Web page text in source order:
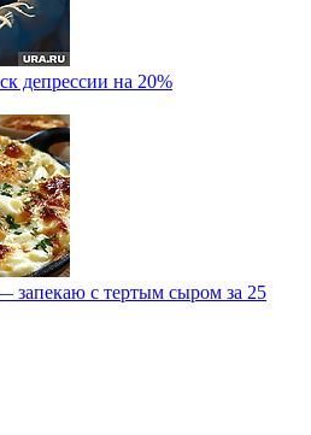
депрессии на 20%
запекаю с тертым сыром за 25